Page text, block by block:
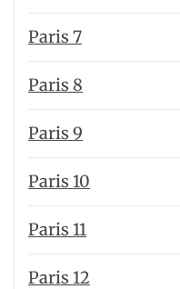
Paris 7
Paris 8
Paris 9
Paris 10
Paris 11
Paris 12